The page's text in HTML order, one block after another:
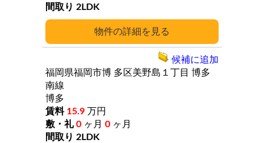
詳細
2LDK
福岡県福岡市博 多区美野島１丁目 博多
南線
博多
15.9 万円
0 ヶ月 0 ヶ月
2LDK
候補に追加